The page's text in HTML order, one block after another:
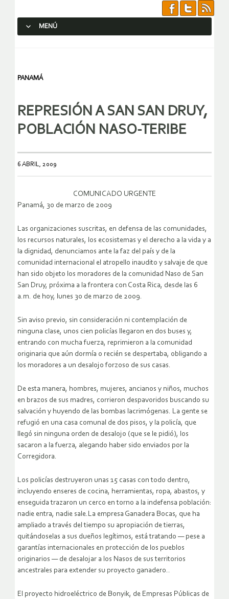
MENÚ
PANAMÁ
REPRESIÓN A SAN SAN DRUY,
POBLACIÓN NASO-TERIBE
6 ABRIL, 2009
COMUNICADO URGENTE
Panamá, 30 de marzo de 2009
Las organizaciones suscritas, en defensa de las comunidades,
los recursos naturales, los ecosistemas y el derecho a la vida y a
la dignidad, denunciamos ante la faz del país y de la
comunidad internacional el atropello inaudito y salvaje de que
han sido objeto los moradores de la comunidad Naso de San
San Druy, próxima a la frontera con Costa Rica, desde las 6
a.m. de hoy, lunes 30 de marzo de 2009.
Sin aviso previo, sin consideración ni contemplación de
ninguna clase, unos cien policías llegaron en dos buses y,
entrando con mucha fuerza, reprimieron a la comunidad
originaria que aún dormía o recién se despertaba, obligando a
los moradores a un desalojo forzoso de sus casas.
De esta manera, hombres, mujeres, ancianos y niños, muchos
en brazos de sus madres, corrieron despavoridos buscando su
salvación y huyendo de las bombas lacrimógenas. La gente se
refugió en una casa comunal de dos pisos, y la policía, que
llegó sin ninguna orden de desalojo (que se le pidió), los
sacaron a la fuerza, alegando haber sido enviados por la
Corregidora.
Los policías destruyeron unas 15 casas con todo dentro,
incluyendo enseres de cocina, herramientas, ropa, abastos, y
enseguida trazaron un cerco en torno a la indefensa población:
nadie entra, nadie sale.La empresa Ganadera Bocas, que ha
ampliado a través del tiempo su apropiación de tierras,
quitándoselas a sus dueños legítimos, está tratando — pese a
garantías internacionales en protección de los pueblos
originarios — de desalojar a los Nasos de sus territorios
ancestrales para extender su proyecto ganadero..
El proyecto hidroeléctrico de Bonyik, de Empresas Públicas de